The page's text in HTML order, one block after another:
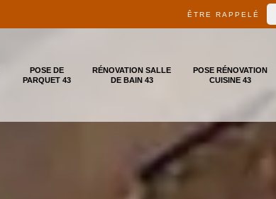
ÊTRE RAPPELÉ
POSE DE
PARQUET 43
RÉNOVATION SALLE
DE BAIN 43
POSE RÉNOVATION
CUISINE 43